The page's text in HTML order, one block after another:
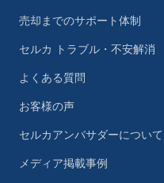
売却までのサポート体制
セルカ トラブル・不安解消
よくある質問
お客様の声
セルカアンバサダーについて
メディア掲載事例